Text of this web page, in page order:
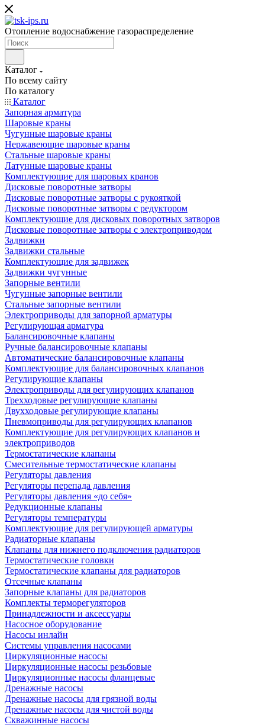
Отопление водоснабжение газораспределение
Каталог
По всему сайту
По каталогу
Каталог
Запорная арматура
Шаровые краны
Чугунные шаровые краны
Нержавеющие шаровые краны
Стальные шаровые краны
Латунные шаровые краны
Комплектующие для шаровых кранов
Дисковые поворотные затворы
Дисковые поворотные затворы с рукояткой
Дисковые поворотные затворы с редуктором
Комплектующие для дисковых поворотных затворов
Дисковые поворотные затворы с электроприводом
Задвижки
Задвижки стальные
Комплектующие для задвижек
Задвижки чугунные
Запорные вентили
Чугунные запорные вентили
Стальные запорные вентили
Электроприводы для запорной арматуры
Регулирующая арматура
Балансировочные клапаны
Ручные балансировочные клапаны
Автоматические балансировочные клапаны
Комплектующие для балансировочных клапанов
Регулирующие клапаны
Электроприводы для регулирующих клапанов
Трехходовые регулирующие клапаны
Двухходовые регулирующие клапаны
Пневмоприводы для регулирующих клапанов
Комплектующие для регулирующих клапанов и
электроприводов
Термостатические клапаны
Смесительные термостатические клапаны
Регуляторы давления
Регуляторы перепада давления
Регуляторы давления «до себя»
Редукционные клапаны
Регуляторы температуры
Комплектующие для регулирующей арматуры
Радиаторные клапаны
Клапаны для нижнего подключения радиаторов
Термостатические головки
Термостатические клапаны для радиаторов
Отсечные клапаны
Запорные клапаны для радиаторов
Комплекты терморегуляторов
Принадлежности и аксессуары
Насосное оборудование
Насосы инлайн
Системы управления насосами
Циркуляционные насосы
Циркуляционные насосы резьбовые
Циркуляционные насосы фланцевые
Дренажные насосы
Дренажные насосы для грязной воды
Дренажные насосы для чистой воды
Скважинные насосы